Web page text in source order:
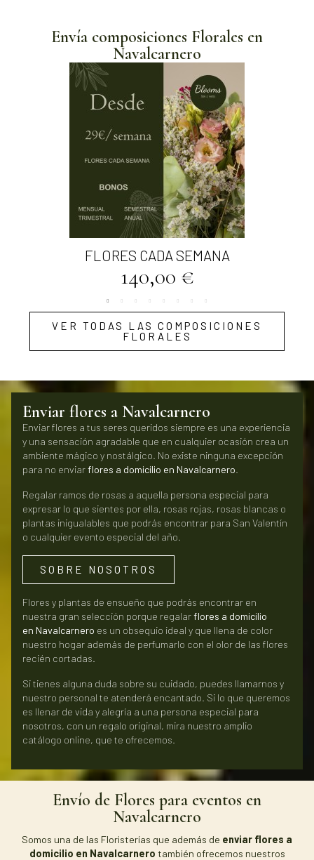
Envía composiciones Florales en
Navalcarnero
Vista rápida
FLORES CADA SEMANA
140,00 €
VER TODAS LAS COMPOSICIONES
FLORALES
Enviar flores a Navalcarnero
Enviar flores a tus seres queridos siempre es una experiencia
y una sensación agradable que en cualquier ocasión crea un
ambiente mágico y nostálgico. No existe ninguna excepción
para no enviarflores a domicilio en Navalcarnero
Regalar ramos de rosas a aquella persona especial para
expresar lo que sientes por ella, rosas rojas, rosas blancas o
plantas inigualables que podrás encontrar para San Valentín
o cualquier evento especial del año.
SOBRE NOSOTROS
Flores y plantas de ensueño que podrás encontrar en
nuestra gran selección porque regalarflores a domicilio
en Navalcarnero es un obsequio ideal y que llena de color
nuestro hogar además de perfumarlo con el olor de las flores
recién cortadas.
Si tienes alguna duda sobre su cuidado, puedes llamarnos y
nuestro personal te atenderá encantado. Si lo que queremos
es llenar de vida y alegría a una persona especial para
nosotros, con un regalo original, mira nuestro amplio
catálogo online, que te ofrecemos.
Envío de Flores para eventos en
Navalcarnero
Somos una de las Floristerías que además de enviar flores a
domicilio en Navalcarnero también ofrecemos nuestros